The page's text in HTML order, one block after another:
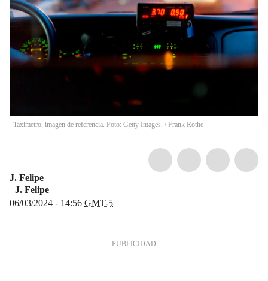
Taximetro, imagen de referencia. Foto: Getty Images. / Frank Rothe
J. Felipe
J. Felipe
06/03/2024 - 14:56 GMT-5